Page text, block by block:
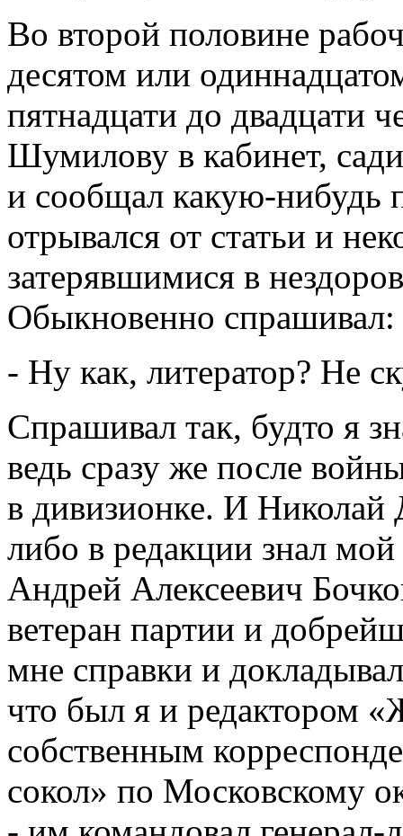
Во второй половине
десятом или
пятнадцати до двадцати
Шумилову в кабинет,
и сообщал какую-нибудь
отрывался от статьи и
затерявшимися в
Обыкновенно спрашивал:
- Ну как, литератор? Не
Спрашивал так, будто я
ведь сразу же после
в дивизионке. И
либо в редакции знал
Андрей Алексеевич
ветеран партии и
мне справки и
что был я и редактором
собственным
сокол» по Московскому